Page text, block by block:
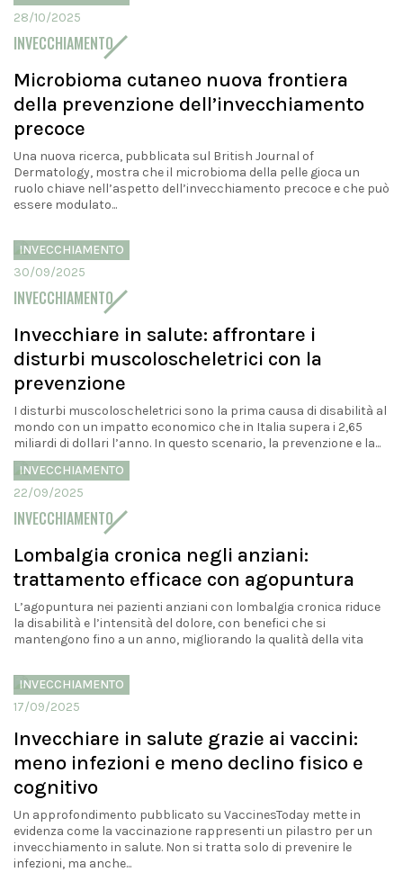
28/10/2025
INVECCHIAMENTO
Microbioma cutaneo nuova frontiera
della prevenzione dell’invecchiamento
precoce
Una nuova ricerca, pubblicata sul British Journal of
Dermatology, mostra che il microbioma della pelle gioca un
ruolo chiave nell’aspetto dell’invecchiamento precoce e che può
essere modulato...
INVECCHIAMENTO
30/09/2025
INVECCHIAMENTO
Invecchiare in salute: affrontare i
disturbi muscoloscheletrici con la
prevenzione
I disturbi muscoloscheletrici sono la prima causa di disabilità al
mondo con un impatto economico che in Italia supera i 2,65
miliardi di dollari l’anno. In questo scenario, la prevenzione e la...
INVECCHIAMENTO
22/09/2025
INVECCHIAMENTO
Lombalgia cronica negli anziani:
trattamento efficace con agopuntura
L’agopuntura nei pazienti anziani con lombalgia cronica riduce
la disabilità e l’intensità del dolore, con benefici che si
mantengono fino a un anno, migliorando la qualità della vita
INVECCHIAMENTO
17/09/2025
Invecchiare in salute grazie ai vaccini:
meno infezioni e meno declino fisico e
cognitivo
Un approfondimento pubblicato su VaccinesToday mette in
evidenza come la vaccinazione rappresenti un pilastro per un
invecchiamento in salute. Non si tratta solo di prevenire le
infezioni, ma anche...